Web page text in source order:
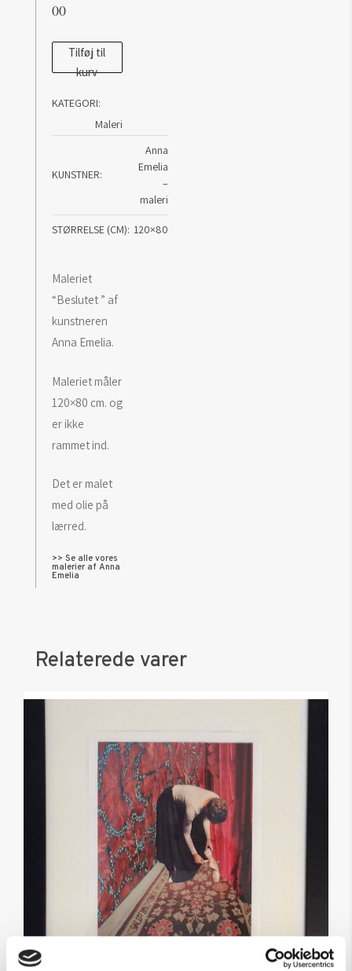
00
Maleri
af
Beslutet
Tilføj til
kurv
KATEGORI:
Maleri
KUNSTNER
Anna
Emelia
–
maleri
STØRRELSE (CM) 120×80
Maleriet
“Beslutet ” af
kunstneren
Anna Emelia.
Maleriet måler
120×80 cm. og
er ikke
rammet ind.
Det er malet
med olie på
lærred.
>> Se alle vores
malerier af Anna
Emelia
Relaterede varer